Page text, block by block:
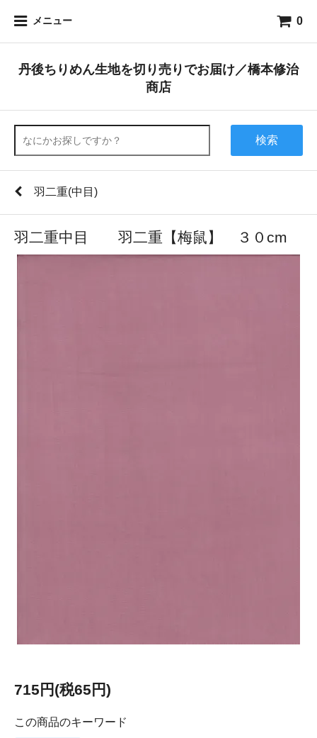
メニュー 0
丹後ちりめん生地を切り売りでお届け／橋本修治
商店
検索
羽二重(中目)
羽二重中目 羽二重【梅鼠】 ３０cm
715円(税65円)
この商品のキーワード